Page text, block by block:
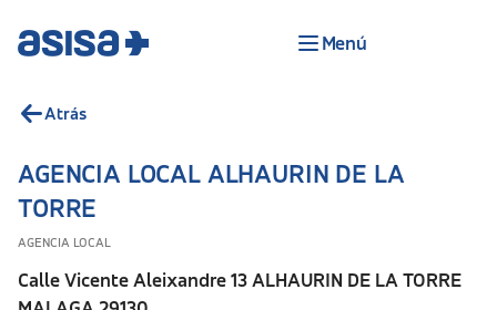
Menú
Atrás
AGENCIA LOCAL ALHAURIN DE LA
TORRE
AGENCIA LOCAL
Calle Vicente Aleixandre 13 ALHAURIN DE LA TORRE